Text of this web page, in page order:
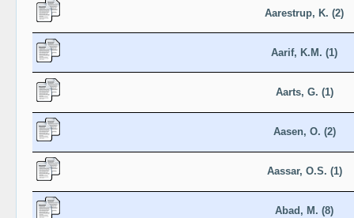
Aarestrup, K. (2)
Aarif, K.M. (1)
Aarts, G. (1)
Aasen, O. (2)
Aassar, O.S. (1)
Abad, M. (8)